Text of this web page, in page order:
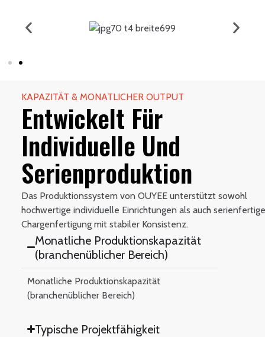
KAPAZITÄT & MONATLICHER OUTPUT
Entwickelt Für
Individuelle Und
Serienproduktion
Das Produktionssystem von OUYEE unterstützt sowohl
hochwertige individuelle Einrichtungen als auch serienfertige
Chargenfertigung mit stabiler Konsistenz.
Monatliche Produktionskapazität
(branchenüblicher Bereich)
Monatliche Produktionskapazität
(branchenüblicher Bereich)
Typische Projektfähigkeit